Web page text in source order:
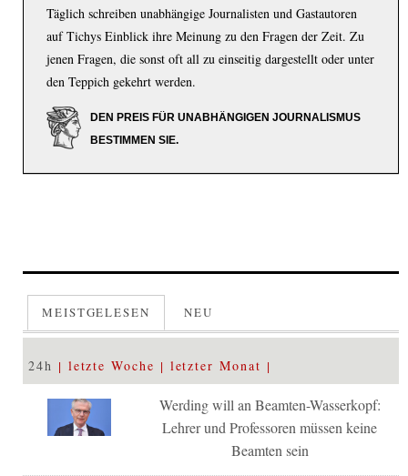
Täglich schreiben unabhängige Journalisten und Gastautoren
auf Tichys Einblick ihre Meinung zu den Fragen der Zeit. Zu
jenen Fragen, die sonst oft all zu einseitig dargestellt oder unter
den Teppich gekehrt werden.
DEN PREIS FÜR UNABHÄNGIGEN JOURNALISMUS
BESTIMMEN SIE.
MEISTGELESEN NEU
24h letzte Woche letzter Monat
Werding will an Beamten-Wasserkopf:
Lehrer und Professoren müssen keine
Beamten sein